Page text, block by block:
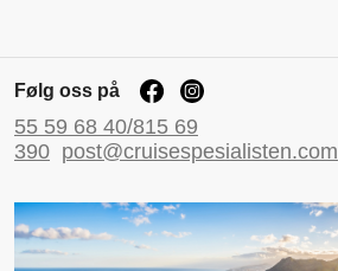
Følg oss på
55 59 68 40/815 69
390 post@cruisespesialisten.com